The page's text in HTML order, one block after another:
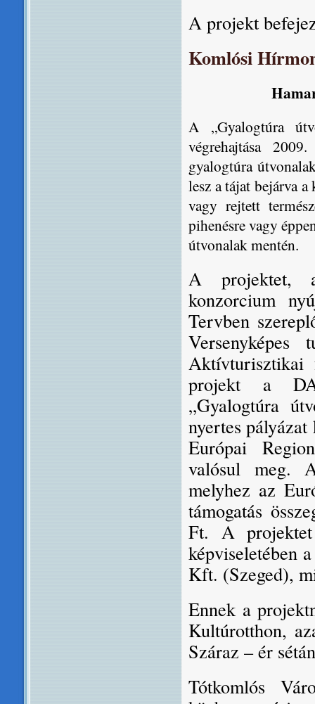
A projekt
Komlósi
A „Gyalogtúra
végrehajtása
gyalogtúra
lesz a tájat bejárva
vagy rejtett
pihenésre vagy
útvonalak mentén.
A projektet,
konzorcium
Tervben
Aktívturisztikai
projekt a
„Gyalogtúra
nyertes
Európai
valósul meg.
melyhez az
támogatás
Ft. A projektet
képviseletében
Kft. (Szeged),
Ennek a
Kultúrotthon,
Száraz – ér
Tótkomlós